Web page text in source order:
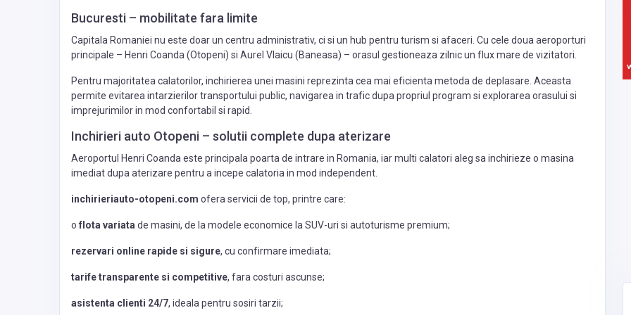
Bucuresti – mobilitate fara limite
Capitala Romaniei nu este doar un centru administrativ, ci si un hub pentru turism si afaceri. Cu cele doua aeroporturi
principale – Henri Coanda (Otopeni) si Aurel Vlaicu (Baneasa) – orasul gestioneaza zilnic un flux mare de vizitatori.
Pentru majoritatea calatorilor, inchirierea unei masini reprezinta cea mai eficienta metoda de deplasare. Aceasta
permite evitarea intarzierilor transportului public, navigarea in trafic dupa propriul program si explorarea orasului si
imprejurimilor in mod confortabil si rapid.
Inchirieri auto Otopeni – solutii complete dupa aterizare
Aeroportul Henri Coanda este principala poarta de intrare in Romania, iar multi calatori aleg sa inchirieze o masina
imediat dupa aterizare pentru a incepe calatoria in mod independent.
inchirieriauto-otopeni.com ofera servicii de top, printre care:
o flota variata de masini, de la modele economice la SUV-uri si autoturisme premium;
rezervari online rapide si sigure, cu confirmare imediata;
tarife transparente si competitive, fara costuri ascunse;
asistenta clienti 24/7, ideala pentru sosiri tarzii;